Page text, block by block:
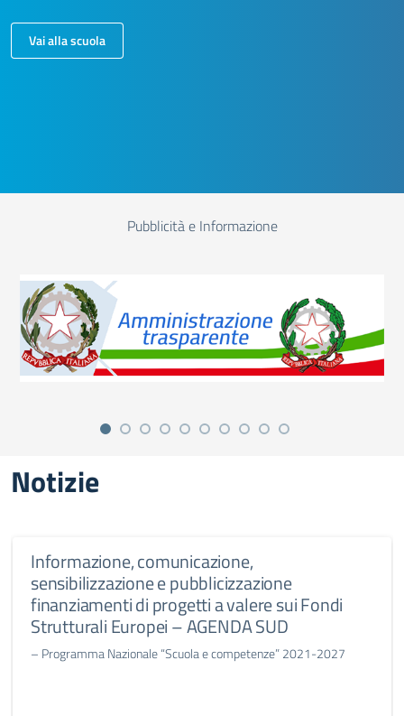
Vai alla scuola
Pubblicità e Informazione
Notizie
Informazione, comunicazione,
sensibilizzazione e pubblicizzazione
finanziamenti di progetti a valere sui Fondi
Strutturali Europei – AGENDA SUD
– Programma Nazionale “Scuola e competenze” 2021-2027